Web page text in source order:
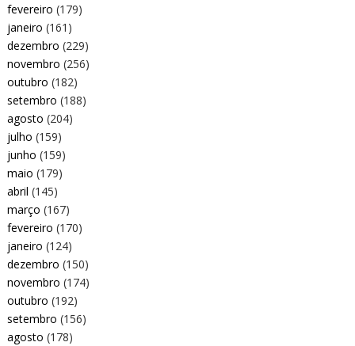
fevereiro (179)
janeiro (161)
dezembro (229)
novembro (256)
outubro (182)
setembro (188)
agosto (204)
julho (159)
junho (159)
maio (179)
abril (145)
março (167)
fevereiro (170)
janeiro (124)
dezembro (150)
novembro (174)
outubro (192)
setembro (156)
agosto (178)